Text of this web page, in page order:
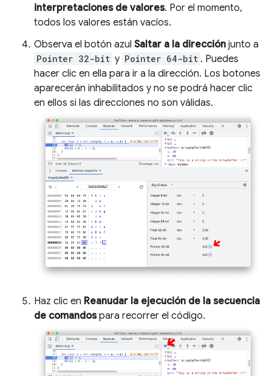
interpretaciones de valores. Por el momento,
todos los valores están vacíos.
Observa el botón azul Saltar a la dirección junto a
Pointer 32-bit y Pointer 64-bit . Puedes
hacer clic en ella para ir a la dirección. Los botones
aparecerán inhabilitados y no se podrá hacer clic
en ellos si las direcciones no son válidas.
Haz clic en Reanudar la ejecución de la secuencia
de comandospara recorrer el código.